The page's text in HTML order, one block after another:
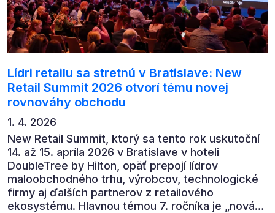
Lídri retailu sa stretnú v Bratislave: New
Retail Summit 2026 otvorí tému novej
rovnováhy obchodu
1. 4. 2026
New Retail Summit, ktorý sa tento rok uskutoční
14. až 15. apríla 2026 v Bratislave v hoteli
DoubleTree by Hilton, opäť prepojí lídrov
maloobchodného trhu, výrobcov, technologické
firmy aj ďalších partnerov z retailového
ekosystému. Hlavnou témou 7. ročníka je „nová